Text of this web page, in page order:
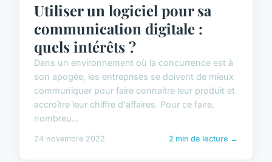
Utiliser un logiciel pour sa
communication digitale :
quels intérêts ?
Dans un environnement où la concurrence est à
son apogée, les entreprises se doivent de mieux
communiquer pour faire connaitre leur produit et
accroître leur chiffre d'affaires. Pour ce faire,
nombreu...
24 novembre 2022 2 min de lecture →